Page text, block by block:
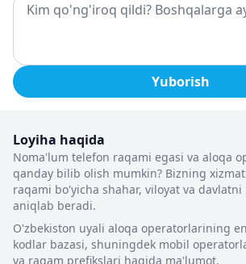
Yuborish
Loyiha haqida
Noma'lum telefon raqami egasi va aloqa
qanday bilib olish mumkin? Bizning
raqami bo'yicha shahar, viloyat va davlatni
aniqlab beradi.
O'zbekiston uyali aloqa operatorlarining
kodlar bazasi, shuningdek mobil
va raqam prefikslari haqida ma'lumot.